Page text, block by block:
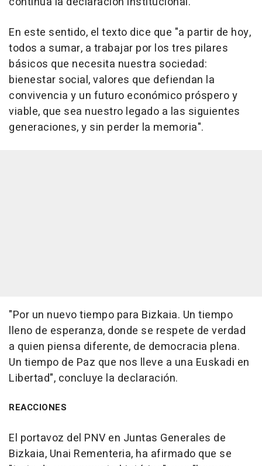
En este sentido, el texto dice que "a partir de hoy,
todos a sumar, a trabajar por los tres pilares
básicos que necesita nuestra sociedad:
bienestar social, valores que defiendan la
convivencia y un futuro económico próspero y
viable, que sea nuestro legado a las siguientes
generaciones, y sin perder la memoria".
"Por un nuevo tiempo para Bizkaia. Un tiempo
lleno de esperanza, donde se respete de verdad
a quien piensa diferente, de democracia plena.
Un tiempo de Paz que nos lleve a una Euskadi en
Libertad", concluye la declaración.
REACCIONES
El portavoz del PNV en Juntas Generales de
Bizkaia, Unai Rementeria, ha afirmado que se